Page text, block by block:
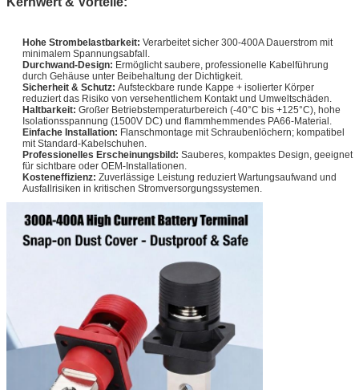
Hohe Strombelastbarkeit: Verarbeitet sicher 300-400A Dauerstrom mit
minimalem Spannungsabfall.
Durchwand-Design: Ermöglicht saubere, professionelle Kabelführung
durch Gehäuse unter Beibehaltung der Dichtigkeit.
Sicherheit & Schutz: Aufsteckbare runde Kappe + isolierter Körper
reduziert das Risiko von versehentlichem Kontakt und Umweltschäden.
Haltbarkeit: Großer Betriebstemperaturbereich (-40°C bis +125°C), hohe
Isolationsspannung (1500V DC) und flammhemmendes PA66-Material.
Einfache Installation: Flanschmontage mit Schraubenlöchern; kompatibel
mit Standard-Kabelschuhen.
Professionelles Erscheinungsbild: Sauberes, kompaktes Design, geeignet
für sichtbare oder OEM-Installationen.
Kosteneffizienz: Zuverlässige Leistung reduziert Wartungsaufwand und
Ausfallrisiken in kritischen Stromversorgungssystemen.